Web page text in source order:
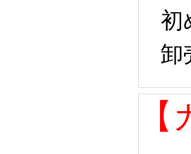
初
卸